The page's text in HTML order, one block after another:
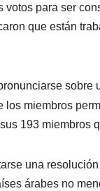
votos para ser
que están
sobre
los miembros
193 miembros
una
árabes no